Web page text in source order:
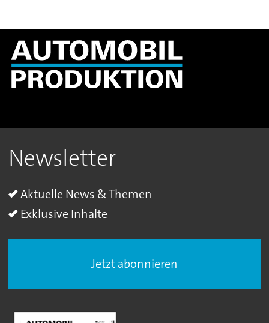
Newsletter
Aktuelle News & Themen
Exklusive Inhalte
Jetzt abonnieren